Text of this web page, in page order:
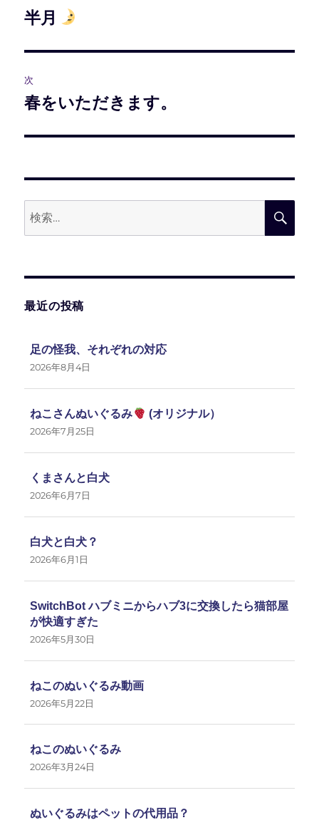
稿
ビ
ゲ
ー
ョ
ン
前
投
稿:
半月
次
次
投
春をいただきます。
索
最近の投稿
足の怪我、それぞれの対応
2026年8月4日
ねこさんぬいぐるみ (オリジナル）
2026年7月25日
くまさんと白犬
2026年6月7日
白犬と白犬？
2026年6月1日
SwitchBot ハブミニからハブ3に交換したら猫部屋
が快適すぎた
2026年5月30日
ねこのぬいぐるみ動画
2026年5月22日
ねこのぬいぐるみ
2026年3月24日
ぬいぐるみはペットの代用品？